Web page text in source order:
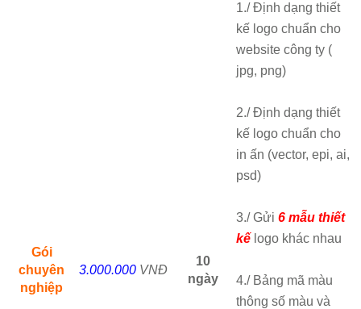
Gói
chuyên
nghiệp
3.000.000 VNĐ
10
ngày
1./ Định dạng thiết
kế logo chuẩn cho
website công ty (
jpg, png)
2./ Định dạng thiết
kế logo chuẩn cho
in ấn (vector, epi, ai,
psd)
3./ Gửi 6 mẫu thiết
kế logo khác nhau
4./ Bảng mã màu
thông số màu và